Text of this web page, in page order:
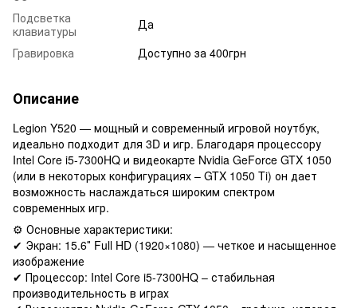
Подсветка
клавиатуры
Да
Гравировка
Доступно за 400грн
Описание
Legion Y520 — мощный и современный игровой ноутбук,
идеально подходит для 3D и игр. Благодаря процессору
Intel Core i5-7300HQ и видеокарте Nvidia GeForce GTX 1050
(или в некоторых конфигурациях – GTX 1050 Ti) он дает
возможность наслаждаться широким спектром
современных игр.
⚙️ Основные характеристики:
✔ Экран: 15.6″ Full HD (1920×1080) — четкое и насыщенное
изображение
✔ Процессор: Intel Core i5-7300HQ – стабильная
производительность в играх